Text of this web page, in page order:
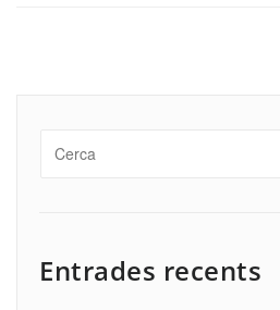
Entrades recents